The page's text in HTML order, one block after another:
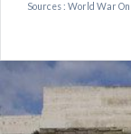
Sources : World War